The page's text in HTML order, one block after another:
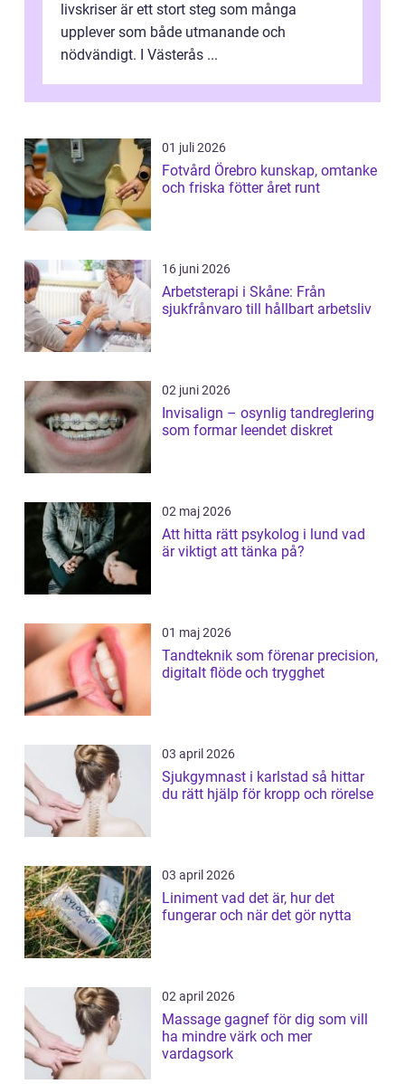
livskriser är ett stort steg som många
upplever som både utmanande och
nödvändigt. I Västerås ...
01 juli 2026
Fotvård Örebro kunskap, omtanke
och friska fötter året runt
16 juni 2026
Arbetsterapi i Skåne: Från
sjukfrånvaro till hållbart arbetsliv
02 juni 2026
Invisalign – osynlig tandreglering
som formar leendet diskret
02 maj 2026
Att hitta rätt psykolog i lund vad
är viktigt att tänka på?
01 maj 2026
Tandteknik som förenar precision,
digitalt flöde och trygghet
03 april 2026
Sjukgymnast i karlstad så hittar
du rätt hjälp för kropp och rörelse
03 april 2026
Liniment vad det är, hur det
fungerar och när det gör nytta
02 april 2026
Massage gagnef för dig som vill
ha mindre värk och mer
vardagsork